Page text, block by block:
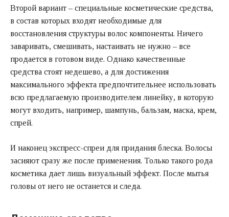
Второй вариант – специальные косметические средства,
в состав которых входят необходимые для
восстановления структуры волос компоненты. Ничего
заваривать, смешивать, настаивать не нужно – все
продается в готовом виде. Однако качественные
средства стоят недешево, а для достижения
максимального эффекта предпочтительнее использовать
всю предлагаемую производителем линейку, в которую
могут входить, например, шампунь, бальзам, маска, крем,
спрей.
И наконец экспресс-спреи для придания блеска. Волосы
засияют сразу же после применения. Только такого рода
косметика дает лишь визуальный эффект. После мытья
головы от него не останется и следа.